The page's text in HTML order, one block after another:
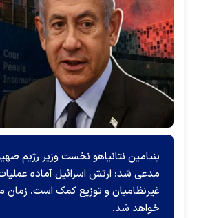
بنیامین نتانیاهو نخست وزیر رژیم
مدعی شد: ارتش اسرائیل آماده
غیرنظامیان و توزیع کمک است. زمان
خواهد شد.